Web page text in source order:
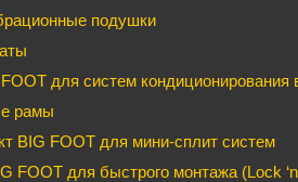
подушки
для систем кондиционирования
рамы
BIG FOOT для мини-сплит систем
FOOT для быстрого монтажа (Lock